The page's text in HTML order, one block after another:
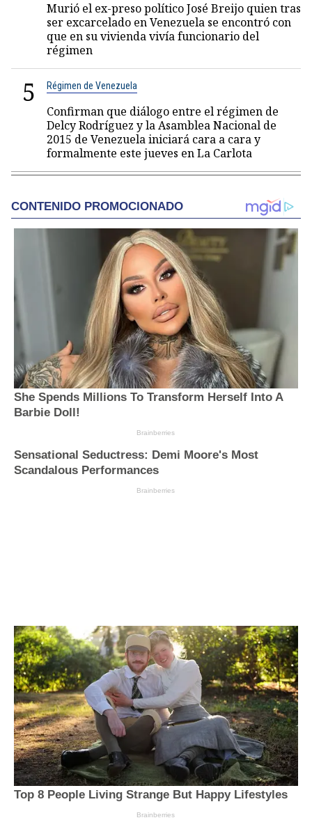
Murió el ex-preso político José Breijo quien tras
ser excarcelado en Venezuela se encontró con
que en su vivienda vivía funcionario del
régimen
5 Régimen de Venezuela
Confirman que diálogo entre el régimen de
Delcy Rodríguez y la Asamblea Nacional de
2015 de Venezuela iniciará cara a cara y
formalmente este jueves en La Carlota